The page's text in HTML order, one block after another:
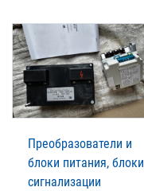
Преобразователи и
блоки питания, блоки
сигнализации